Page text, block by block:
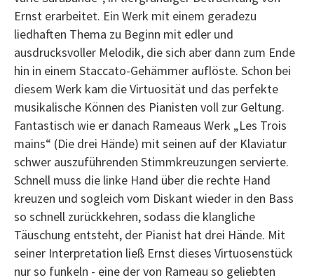
Ernst erarbeitet. Ein Werk mit einem geradezu
liedhaften Thema zu Beginn mit edler und
ausdrucksvoller Melodik, die sich aber dann zum Ende
hin in einem Staccato-Gehämmer auflöste. Schon bei
diesem Werk kam die Virtuosität und das perfekte
musikalische Können des Pianisten voll zur Geltung.
Fantastisch wie er danach Rameaus Werk „Les Trois
mains“ (Die drei Hände) mit seinen auf der Klaviatur
schwer auszuführenden Stimmkreuzungen servierte.
Schnell muss die linke Hand über die rechte Hand
kreuzen und sogleich vom Diskant wieder in den Bass
so schnell zurückkehren, sodass die klangliche
Täuschung entsteht, der Pianist hat drei Hände. Mit
seiner Interpretation ließ Ernst dieses Virtuosenstück
nur so funkeln - eine der von Rameau so geliebten